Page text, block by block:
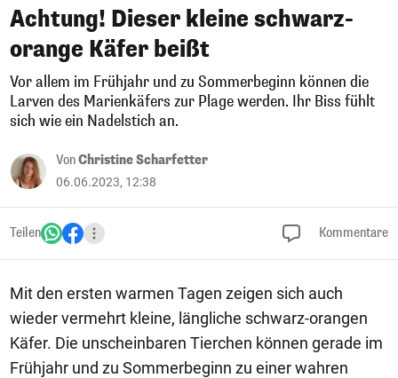
Achtung! Dieser kleine schwarz-
orange Käfer beißt
Vor allem im Frühjahr und zu Sommerbeginn können die
Larven des Marienkäfers zur Plage werden. Ihr Biss fühlt
sich wie ein Nadelstich an.
VonChristine Scharfetter
06.06.2023, 12:38
Teilen Kommentare
Mit den ersten warmen Tagen zeigen sich auch
wieder vermehrt kleine, längliche schwarz-orangen
Käfer. Die unscheinbaren Tierchen können gerade im
Frühjahr und zu Sommerbeginn zu einer wahren